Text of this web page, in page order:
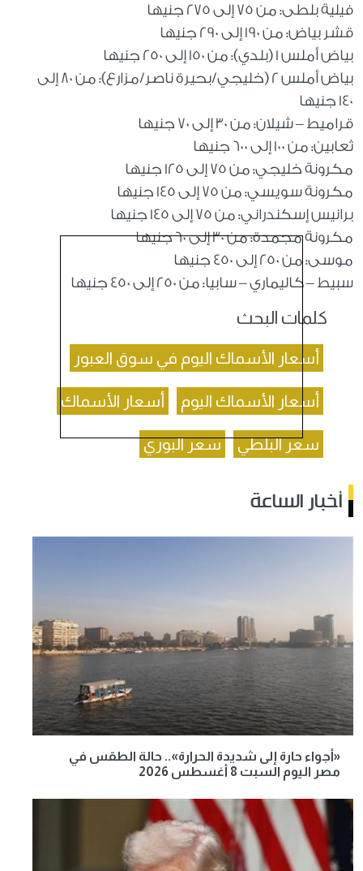
فيلية بلطى: من 75 إلى 275 جنيها
قشر بياض: من 190 إلى 290 جنيها
بياض أملس 1 (بلدي): من 150 إلى 250 جنيها
بياض أملس 2 (خليجي/بحيرة ناصر/مزارع): من 80 إلى
140 جنيها
قراميط – شيلان: من 30 إلى 70 جنيها
ثعابين: من 100 إلى 600 جنيها
مكرونة خليجي: من 75 إلى 125 جنيها
مكرونة سويسي: من 75 إلى 145 جنيها
برانيس إسكندراني: من 75 إلى 145 جنيها
مكرونة مجمدة: من 30 إلى 60 جنيها
موسى: من 250 إلى 450 جنيها
سبيط – كاليماري – سابيا: من 250 إلى 450 جنيها
كلمات البحث
أسعار الأسماك اليوم في سوق العبور
أسعار الأسماك اليوم أسعار الأسماك
سعر البلطي سعر البوري
أخبار الساعة
«أجواء حارة إلى شديدة الحرارة».. حالة الطقس في
مصر اليوم السبت 8 أغسطس 2026